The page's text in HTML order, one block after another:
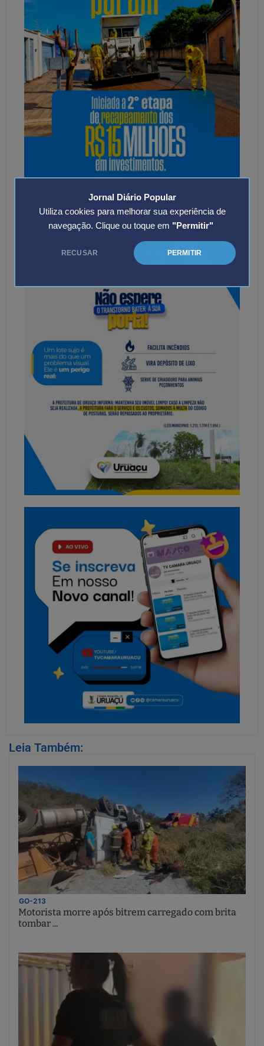
Jornal Diário Popular
Utiliza cookies para melhorar sua experiência de
navegação. Clique ou toque em "Permitir"
RECUSAR PERMITIR
Leia Também:
GO-213
Motorista morre após bitrem carregado com brita
tombar ...